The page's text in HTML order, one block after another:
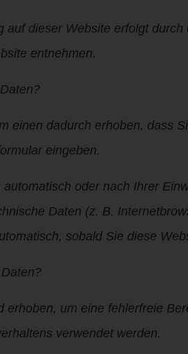
auf dieser Website erfolgt
entnehmen.
einen dadurch erhoben, dass
eingeben.
oder nach Ihrer
Daten (z. B.
sobald Sie diese
erhoben, um eine fehlerfreie
verwendet werden.